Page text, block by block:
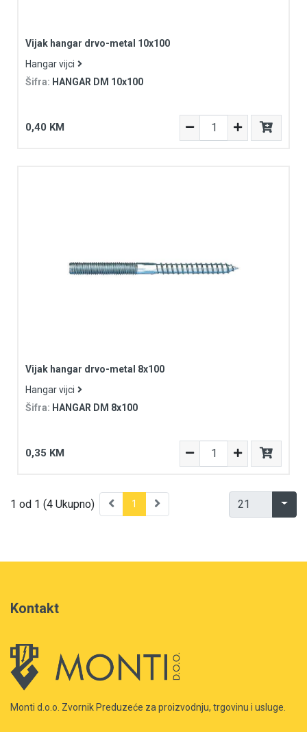
Vijak hangar drvo-metal 10x100
Hangar vijci
Šifra: HANGAR DM 10x100
0,40 KM
Vijak hangar drvo-metal 8x100
Hangar vijci
Šifra: HANGAR DM 8x100
0,35 KM
1 od 1 (4 Ukupno) 1
Kontakt
Monti d.o.o. Zvornik Preduzeće za proizvodnju, trgovinu i usluge.